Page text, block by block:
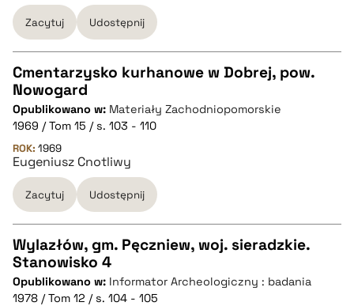
BIBTEX
pobierz cytat
Zacytuj Udostępnij
CZYSTY TEKST
pobierz cytat
BIBTEX
pobierz cytat
Cmentarzysko kurhanowe w Dobrej, pow.
Nowogard
Opublikowano w: Materiały Zachodniopomorskie
1969 / Tom 15 / s. 103 - 110
ROK: 1969
Eugeniusz Cnotliwy
Zacytuj Udostępnij
CZYSTY TEKST
Wylazłów, gm. Pęczniew, woj. sieradzkie.
Stanowisko 4
Opublikowano w: Informator Archeologiczny : badania
1978 / Tom 12 / s. 104 - 105